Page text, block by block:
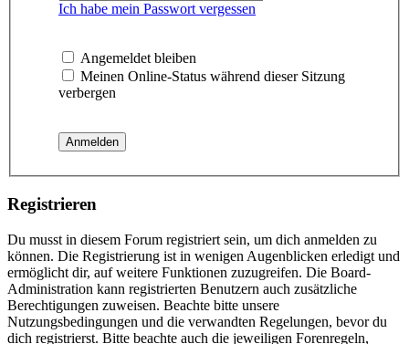
Ich habe mein Passwort vergessen
Angemeldet bleiben
Meinen Online-Status während dieser Sitzung
verbergen
Registrieren
Du musst in diesem Forum registriert sein, um dich anmelden zu
können. Die Registrierung ist in wenigen Augenblicken erledigt und
ermöglicht dir, auf weitere Funktionen zuzugreifen. Die Board-
Administration kann registrierten Benutzern auch zusätzliche
Berechtigungen zuweisen. Beachte bitte unsere
Nutzungsbedingungen und die verwandten Regelungen, bevor du
dich registrierst. Bitte beachte auch die jeweiligen Forenregeln,